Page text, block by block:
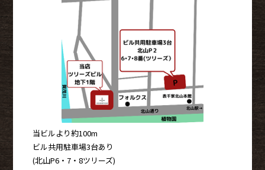
当ビルより約100m
ビル共用駐車場3台あり
(北山P6・7・8ツリーズ)